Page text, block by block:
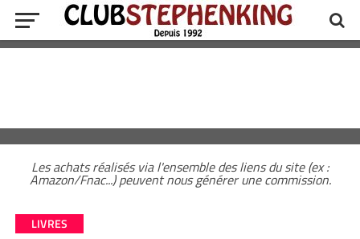
Les achats réalisés via l'ensemble des liens du site (ex :
Amazon/Fnac...) peuvent nous générer une commission.
LIVRES